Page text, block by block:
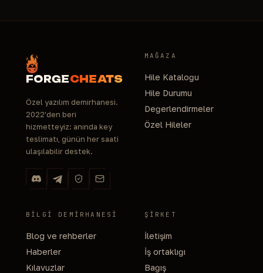
FORGECHEATS
Özel yazılım demirhanesi.
2022'den beri
hizmetteyiz: anında key
teslimatı, günün her saati
ulaşılabilir destek.
MAĞAZA
Hile Kataloğu
Hile Durumu
Değerlendirmeler
Özel Hileler
BILGI DEMIRHANESI
Blog ve rehberler
Haberler
Kılavuzlar
ŞIRKET
İletişim
İş ortaklığı
Bağış